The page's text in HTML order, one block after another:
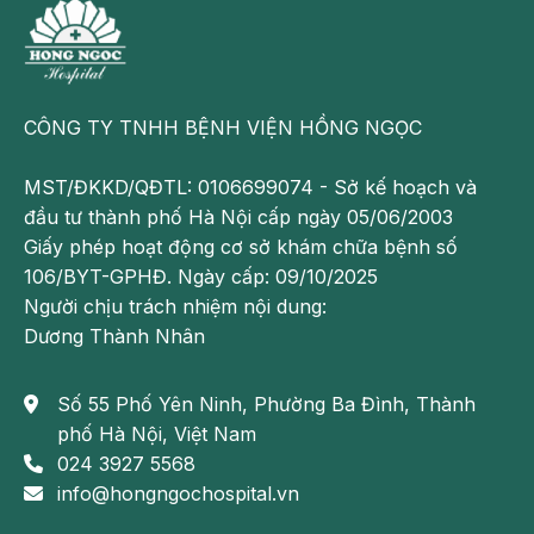
Thăm khám và sử dụng thuốc
Khi bé sổ mũi, hắt hơi, ho,.. bố mẹ nên đưa con đến
bệnh viện để được bác sĩ khám và kê đơn thuốc phù
hợp. Bố mẹ tuyệt đối không nên tự ý mua thuốc điều
trị cho bé tại nhà. Để đạt hiệu quả tốt nhất, bố mẹ
nên cho bé uống thuốc đúng liều lượng và đúng thời
gian mà bác sĩ hướng dẫn.
Sử dụng mẹo dân gian
Khi gặp tình trạng sổ mũi ở trẻ bố mẹ có thể áp dụng
Sử dụng lá tía tô: Khi bé bị ho sổ mũi, mẹ có thể lấy
lá tía tô, thái nhỏ và bỏ vào cháo cho trẻ ăn. Hoặc
mẹ có thể hái lá tía tô, rửa sạch, giã lấy nước và
pha với một chút nước ấm để cho trẻ uống. Đây là
CÔNG TY TNHH BỆNH VIỆN HỒNG NGỌC
MST/ĐKKD/QĐTL: 0106699074 - Sở kế hoạch và
đầu tư thành phố Hà Nội cấp ngày 05/06/2003
Giấy phép hoạt động cơ sở khám chữa bệnh số
106/BYT-GPHĐ. Ngày cấp: 09/10/2025
Người chịu trách nhiệm nội dung:
Dương Thành Nhân
Số 55 Phố Yên Ninh, Phường Ba Đình, Thành
phố Hà Nội, Việt Nam
024 3927 5568
info@hongngochospital.vn